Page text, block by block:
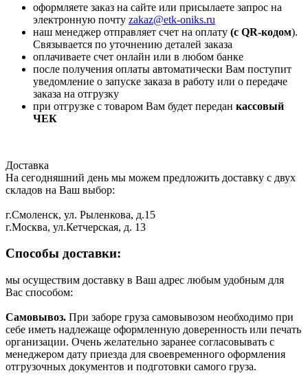
оформляете заказ на сайте или присылаете запрос на
электронную почту zakaz@etk-oniks.ru
наш менеджер отправляет счет на оплату (с QR-кодом).
Связывается по уточнению деталей заказа
оплачиваете счет онлайн или в любом банке
после получения оплаты автоматически Вам поступит
уведомление о запуске заказа в работу или о передаче
заказа на отгрузку
при отгрузке с товаром Вам будет передан кассовый
ЧЕК
Доставка
На сегодняшний день мы можем предложить доставку с двух
складов на Ваш выбор:
г.Смоленск, ул. Рыленкова, д.15
г.Москва, ул.Кетчерская, д. 13
Способы доставки:
мы осуществим доставку в Ваш адрес любым удобным для
Вас способом:
Самовывоз. При заборе груза самовывозом необходимо при
себе иметь надлежаще оформленную доверенность или печать
организации. Очень желательно заранее согласовывать с
менеджером дату приезда для своевременного оформления
отгрузочных документов и подготовки самого груза.